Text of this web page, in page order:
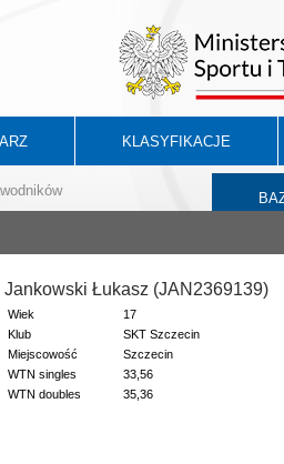
KLASYFIKACJE
Jankowski Łukasz (JAN2369139)
Wiek
17
Klub
SKT Szczecin
Miejscowość
Szczecin
WTN singles
33,56
WTN doubles
35,36